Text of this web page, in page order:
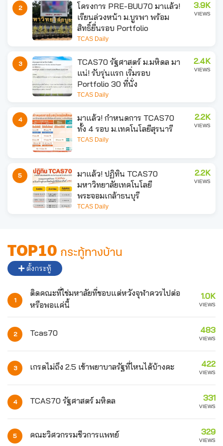
2
โครงการ PRE-BUU70 มาแล้ว!
เรียนล่วงหน้า ม.บูรพา พร้อม
สิทธิ์ยื่นรอบ Portfolio
TCAS Daily
3.9K
VIEWS
3
TCAS70 รัฐศาสตร์ ม.มหิดล มา
แน่! รับรุ่นแรก เริ่มรอบ
Portfolio 30 ที่นั่ง
TCAS Daily
2.4K
VIEWS
4
มาแล้ว! กำหนดการ TCAS70
ทั้ง 4 รอบ ม.เทคโนโลยีสุรนารี
TCAS Daily
2.2K
VIEWS
5
มาแล้ว! ปฏิทิน TCAS70
มหาวิทยาลัยเทคโนโลยี
พระจอมเกล้าธนบุรี
TCAS Daily
2.2K
VIEWS
TOP10 กระทู้ทางบ้าน
ตั้งกระทู้
1
ติดคณะที่ใช่มหาลัยที่ชอบแต่หวังจุฬาควรไปต่อ
หรือพอแค่นี้
1.0K
VIEWS
2 Tcas70 483
VIEWS
3 เกรดไม่ถึง 2.5 เข้าพยาบาลรัฐที่ไหนได้บ้างคะ 422
VIEWS
4 TCAS70 รัฐศาสตร์ มหิดล 331
VIEWS
5 คณะวิศวกรรมชีวการแพทย์ 329
VIEWS